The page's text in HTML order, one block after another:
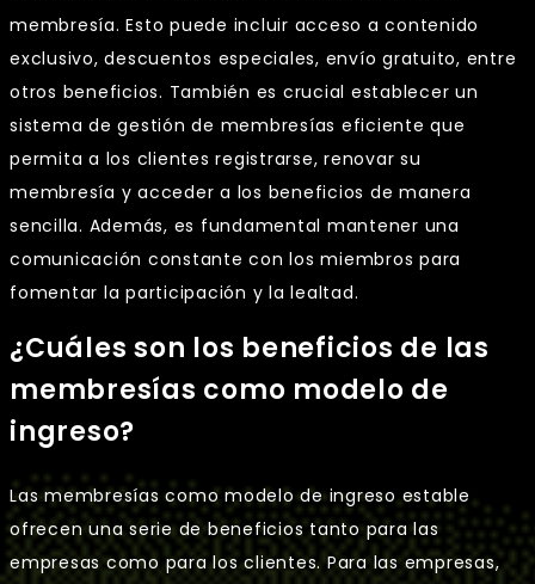
membresía. Esto puede incluir acceso a contenido
exclusivo, descuentos especiales, envío gratuito, entre
otros beneficios. También es crucial establecer un
sistema de gestión de membresías eficiente que
permita a los clientes registrarse, renovar su
membresía y acceder a los beneficios de manera
sencilla. Además, es fundamental mantener una
comunicación constante con los miembros para
fomentar la participación y la lealtad.
¿Cuáles son los beneficios de las
membresías como modelo de
ingreso?
Las membresías como modelo de ingreso estable
ofrecen una serie de beneficios tanto para las
empresas como para los clientes. Para las empresas,